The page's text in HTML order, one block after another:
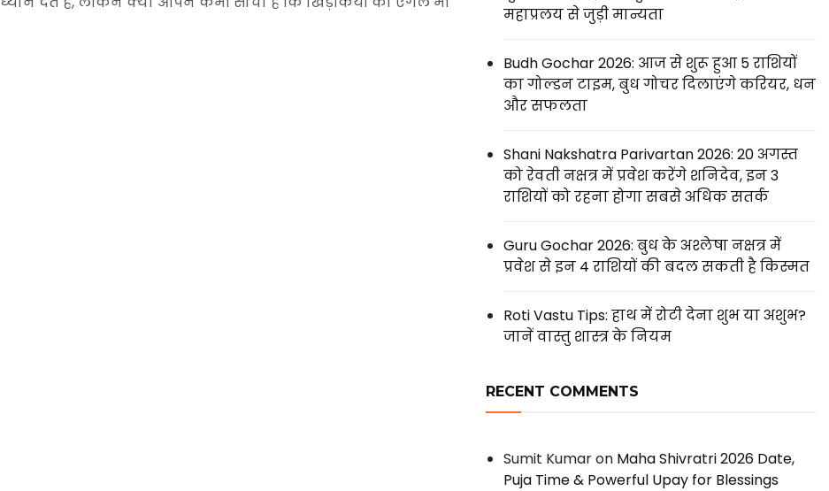
महाप्रलय से जुड़ी मान्यता
Budh Gochar 2026: आज से शुरू हुआ 5 राशियों
का गोल्डन टाइम, बुध गोचर दिलाएंगे करियर, धन
और सफलता
Shani Nakshatra Parivartan 2026: 20 अगस्त
को रेवती नक्षत्र में प्रवेश करेंगे शनिदेव, इन 3
राशियों को रहना होगा सबसे अधिक सतर्क
Guru Gochar 2026: बुध के अश्लेषा नक्षत्र में
प्रवेश से इन 4 राशियों की बदल सकती है किस्मत
Roti Vastu Tips: हाथ में रोटी देना शुभ या अशुभ?
जानें वास्तु शास्त्र के नियम
RECENT COMMENTS
Sumit Kumaron Maha Shivratri 2026 Date,
Puja Time & Powerful Upay for Blessings